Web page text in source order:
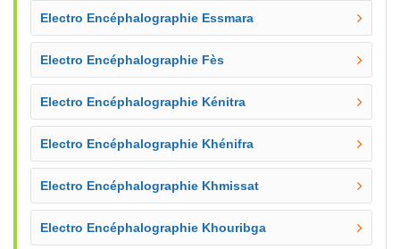
Electro Encéphalographie Essmara
Electro Encéphalographie Fès
Electro Encéphalographie Kénitra
Electro Encéphalographie Khénifra
Electro Encéphalographie Khmissat
Electro Encéphalographie Khouribga